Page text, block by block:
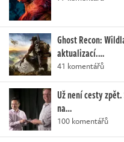
Ghost Recon:
aktualizací.…
41 komentářů
Už není cesty
na…
100 komentářů